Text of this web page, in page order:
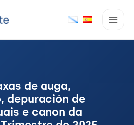
de auga,
depuración de
e canon da